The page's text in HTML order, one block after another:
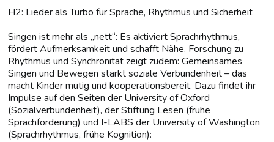
H2: Lieder als Turbo für Sprache, Rhythmus und Sicherheit
Singen ist mehr als „nett“: Es aktiviert Sprachrhythmus,
fördert Aufmerksamkeit und schafft Nähe. Forschung zu
Rhythmus und Synchronität zeigt zudem: Gemeinsames
Singen und Bewegen stärkt soziale Verbundenheit – das
macht Kinder mutig und kooperationsbereit. Dazu findet ihr
Impulse auf den Seiten der University of Oxford
(Sozialverbundenheit), der Stiftung Lesen (frühe
Sprachförderung) und I-LABS der University of Washington
(Sprachrhythmus, frühe Kognition):